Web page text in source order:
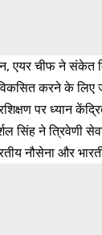
एयर चीफ ने संकेत
करने के लिए
पर ध्यान
सिंह ने त्रिवेणी
नौसेना और